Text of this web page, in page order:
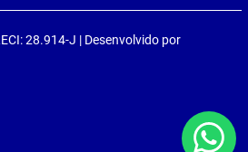
28.914-J | Desenvolvido por